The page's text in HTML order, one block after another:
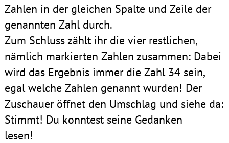
Zahlen in der gleichen Spalte und Zeile der
genannten Zahl durch.
Zum Schluss zählt ihr die vier restlichen,
nämlich markierten Zahlen zusammen: Dabei
wird das Ergebnis immer die Zahl 34 sein,
egal welche Zahlen genannt wurden! Der
Zuschauer öffnet den Umschlag und siehe da:
Stimmt! Du konntest seine Gedanken
lesen!